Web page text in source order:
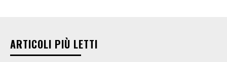
ARTICOLI PIÙ LETTI